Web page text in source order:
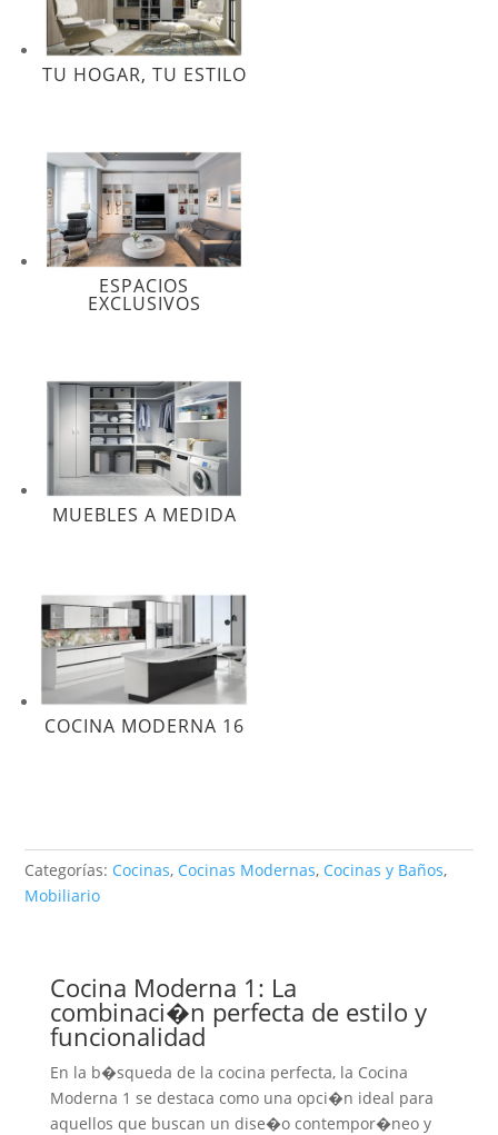
TU HOGAR, TU ESTILO
ESPACIOS
EXCLUSIVOS
MUEBLES A MEDIDA
COCINA MODERNA 16
Categorías: Cocinas, Cocinas Modernas, Cocinas y Baños,
Mobiliario
Cocina Moderna 1: La
combinaci�n perfecta de estilo y
funcionalidad
En la b�squeda de la cocina perfecta, la Cocina
Moderna 1 se destaca como una opci�n ideal para
aquellos que buscan un dise�o contempor�neo y